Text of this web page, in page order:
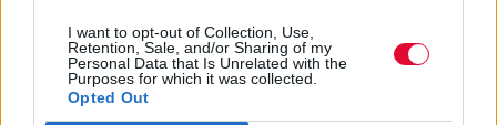
I want to opt-out of Collection, Use,
Retention, Sale, and/or Sharing of my
Personal Data that Is Unrelated with the
Purposes for which it was collected.
Opted Out